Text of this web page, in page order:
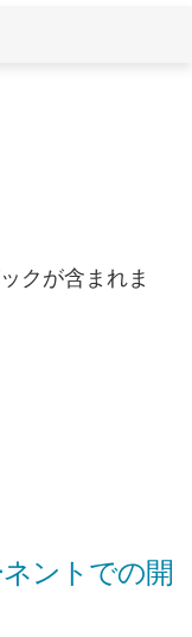
クが含まれま
ネントでの開